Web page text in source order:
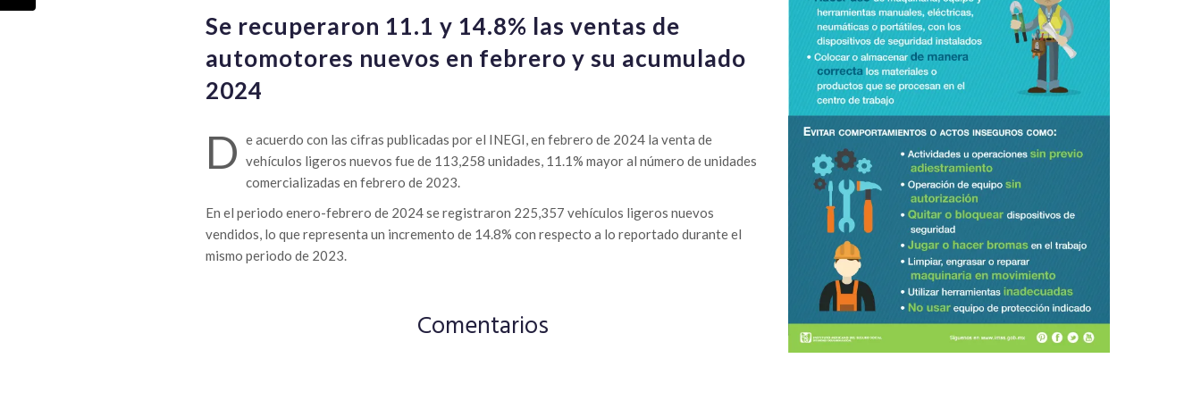
Se recuperaron 11.1 y 14.8% las ventas de
automotores nuevos en febrero y su acumulado
2024
D e acuerdo con las cifras publicadas por el INEGI, en febrero de 2024 la venta de
vehículos ligeros nuevos fue de 113,258 unidades, 11.1% mayor al número de unidades
comercializadas en febrero de 2023.
En el periodo enero-febrero de 2024 se registraron 225,357 vehículos ligeros nuevos
vendidos, lo que representa un incremento de 14.8% con respecto a lo reportado durante el
mismo periodo de 2023.
Comentarios